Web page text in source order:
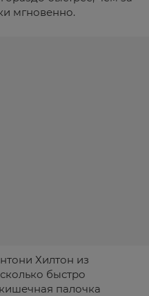
мгновенно.
Хилтон из
быстро
палочка